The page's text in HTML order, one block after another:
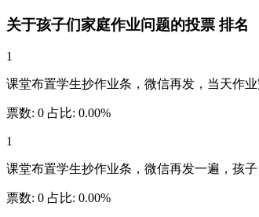
关于孩子们家庭作业问题的投票 排名
1
课堂布置学生抄作业条，微信再发，当天作
票数: 0 占比: 0.00%
1
课堂布置学生抄作业条，微信再发一遍，孩
票数: 0 占比: 0.00%